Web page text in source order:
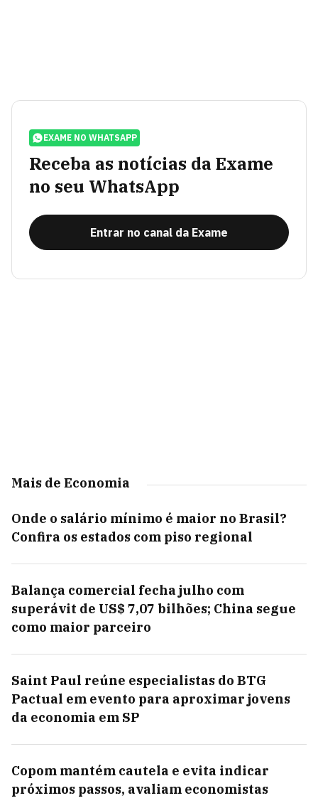
EXAME NO WHATSAPP
Receba as notícias da Exame
no seu WhatsApp
Entrar no canal da Exame
Mais de Economia
Onde o salário mínimo é maior no Brasil?
Confira os estados com piso regional
Balança comercial fecha julho com
superávit de US$ 7,07 bilhões; China segue
como maior parceiro
Saint Paul reúne especialistas do BTG
Pactual em evento para aproximar jovens
da economia em SP
Copom mantém cautela e evita indicar
próximos passos, avaliam economistas